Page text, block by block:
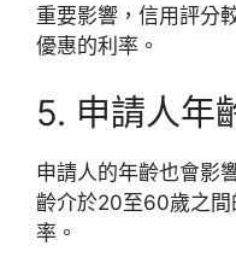
重要影響，信用評分
優惠的利率。
5. 申請人年
申請人的年齡也會影
齡介於20至60歲之間
率。